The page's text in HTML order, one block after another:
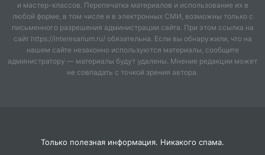
наличного уровня развития каждого ребенкаи
планирования соответствующих видов деятельности,
которые гарантировали бы каждому ребенку
возможность добиться успеха. Для этого требуется
всесторонняя информация о развитии ребенка, его
индивидуальных особенностях.
Главное условие индивидуализации образовательной
и мастер-классов. Перепечатка материалов и использование их в
любой форме, в том числе и в электронных СМИ, возможны только с
письменного разрешения администрации сайта. При этом ссылка на
сайт https://interesarium.ru/ обязательна. Если вы обнаружили, что на
нашем сайте незаконно используются материалы, сообщите
администратору — материалы будут удалены. Мнение редакции может
не совпадать с точкой зрения автора.
Только полезная информация. Никакого спама.